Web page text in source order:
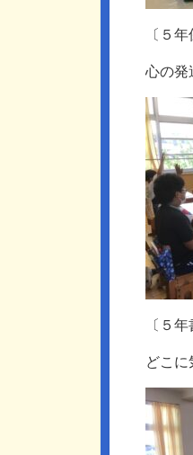
〔５年
心の発
〔５年
どこ